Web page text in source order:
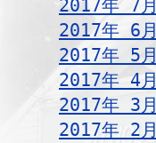
2017年 7月
2017年 6月
2017年 5月
2017年 4月
2017年 3月
2017年 2月